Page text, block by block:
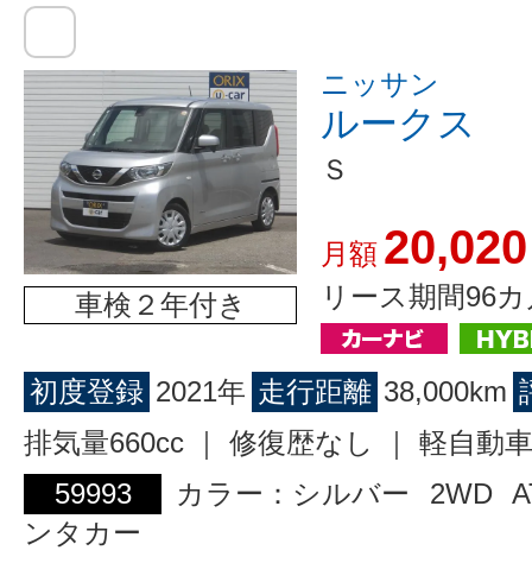
車検２年付き
ニッサン
ルークス
Ｓ
月額 20,020
リース期間96
初度登録 2021年 走行距離 38,000km
排気量660cc ｜ 修復歴なし ｜ 軽自動車
59993
カラー：シルバー 2WD
ンタカー